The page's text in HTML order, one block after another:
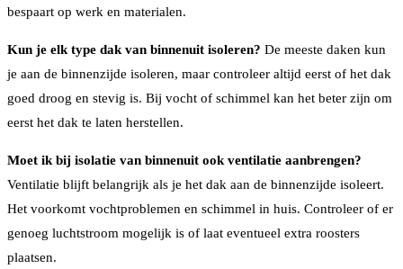
bespaart op werk en materialen.
Kun je elk type dak van binnenuit isoleren? De meeste daken kun
je aan de binnenzijde isoleren, maar controleer altijd eerst of het dak
goed droog en stevig is. Bij vocht of schimmel kan het beter zijn om
eerst het dak te laten herstellen.
Moet ik bij isolatie van binnenuit ook ventilatie aanbrengen?
Ventilatie blijft belangrijk als je het dak aan de binnenzijde isoleert.
Het voorkomt vochtproblemen en schimmel in huis. Controleer of er
genoeg luchtstroom mogelijk is of laat eventueel extra roosters
plaatsen.